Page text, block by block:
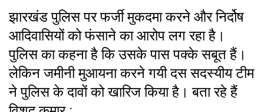
झारखंड पुलिस पर फर्जी मुकदमा करने और निर्दोष
आदिवासियों को फंसाने का आरोप लग रहा है।
पुलिस का कहना है कि उसके पास पक्के सबूत हैं।
लेकिन जमीनी मुआयना करने गयी दस सदस्यीय टीम
ने पुलिस के दावों को खारिज किया है। बता रहे हैं